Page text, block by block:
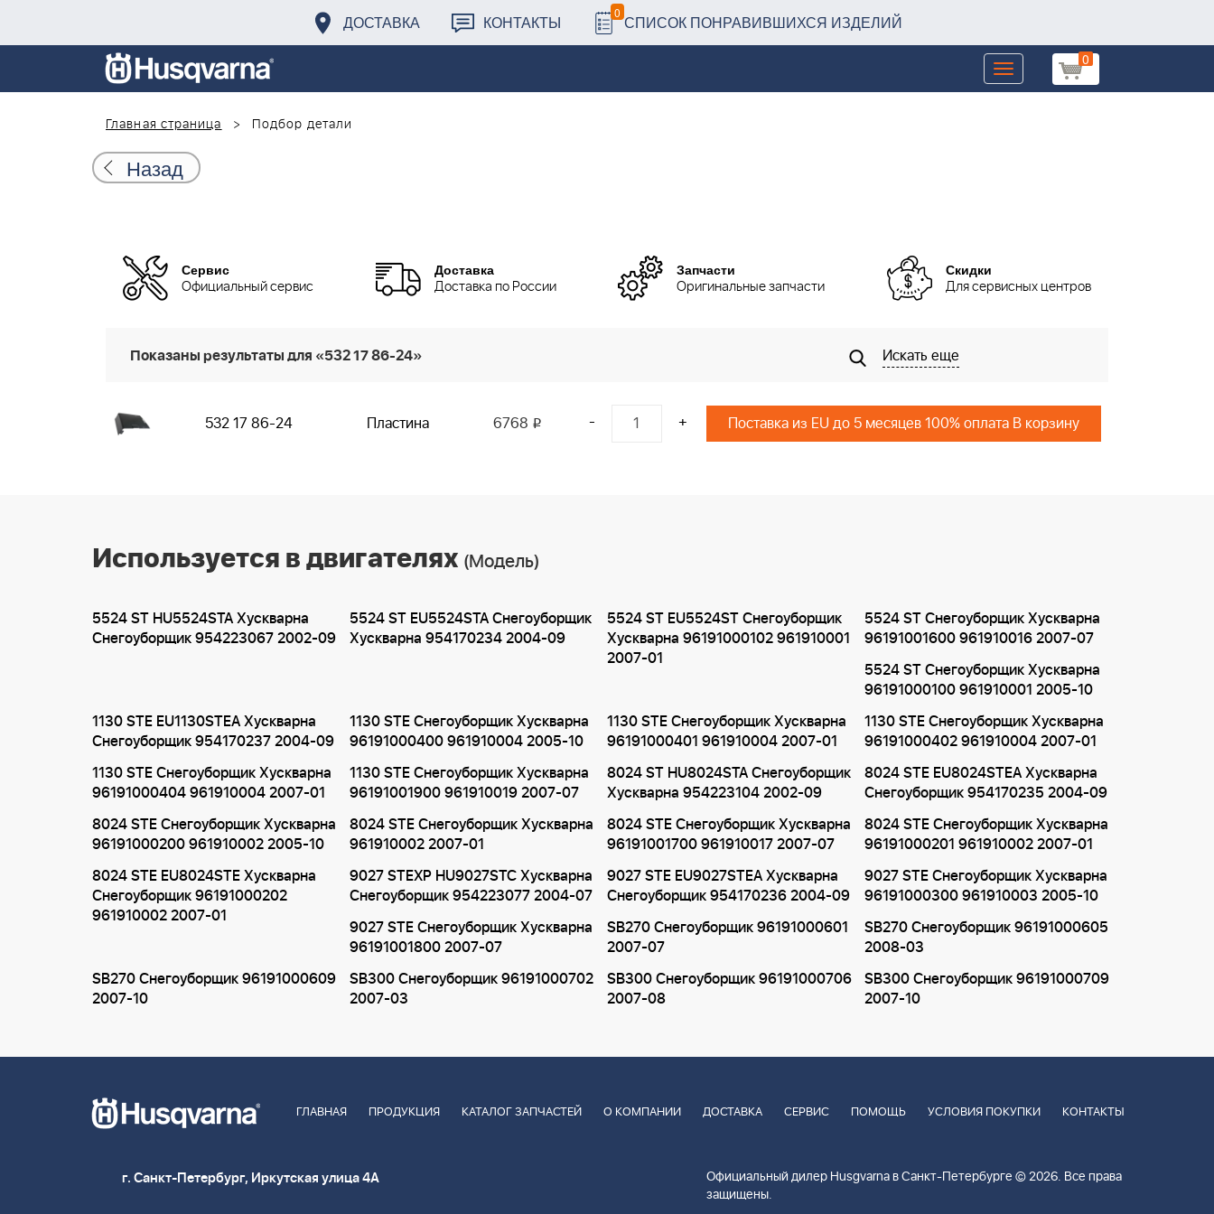
ДОСТАВКА КОНТАКТЫ 0 СПИСОК ПОНРАВИВШИХСЯ ИЗДЕЛИЙ
0
Toggle
navigation
Главная страница
Подбор детали
Назад
Сервис
Официальный сервис
Доставка
Доставка по России
Запчасти
Оригинальные запчасти
Скидки
Для сервисных центров
Показаны результаты для «532 17 86-24» Искать еще
532 17 86-24 Пластина 6768 i - + Поставка из EU до 5 месяцев 100% оплата В корзину
Используется в двигателях (Модель)
5524 ST HU5524STA Хускварна
Снегоуборщик 954223067 2002-09
5524 ST EU5524STA Снегоуборщик
Хускварна 954170234 2004-09
5524 ST EU5524ST Снегоуборщик
Хускварна 96191000102 961910001
2007-01
5524 ST Снегоуборщик Хускварна
96191001600 961910016 2007-07
5524 ST Снегоуборщик Хускварна
96191000100 961910001 2005-10
1130 STE EU1130STEA Хускварна
Снегоуборщик 954170237 2004-09
1130 STE Снегоуборщик Хускварна
96191000400 961910004 2005-10
1130 STE Снегоуборщик Хускварна
96191000401 961910004 2007-01
1130 STE Снегоуборщик Хускварна
96191000402 961910004 2007-01
1130 STE Снегоуборщик Хускварна
96191000404 961910004 2007-01
1130 STE Снегоуборщик Хускварна
96191001900 961910019 2007-07
8024 ST HU8024STA Снегоуборщик
Хускварна 954223104 2002-09
8024 STE EU8024STEA Хускварна
Снегоуборщик 954170235 2004-09
8024 STE Снегоуборщик Хускварна
96191000200 961910002 2005-10
8024 STE Снегоуборщик Хускварна
961910002 2007-01
8024 STE Снегоуборщик Хускварна
96191001700 961910017 2007-07
8024 STE Снегоуборщик Хускварна
96191000201 961910002 2007-01
8024 STE EU8024STE Хускварна
Снегоуборщик 96191000202
961910002 2007-01
9027 STEXP HU9027STC Хускварна
Снегоуборщик 954223077 2004-07
9027 STE EU9027STEA Хускварна
Снегоуборщик 954170236 2004-09
9027 STE Снегоуборщик Хускварна
96191000300 961910003 2005-10
9027 STE Снегоуборщик Хускварна
96191001800 2007-07
SB270 Снегоуборщик 96191000601
2007-07
SB270 Снегоуборщик 96191000605
2008-03
SB270 Снегоуборщик 96191000609
2007-10
SB300 Снегоуборщик 96191000702
2007-03
SB300 Снегоуборщик 96191000706
2007-08
SB300 Снегоуборщик 96191000709
2007-10
ГЛАВНАЯ ПРОДУКЦИЯ КАТАЛОГ ЗАПЧАСТЕЙ О КОМПАНИИ ДОСТАВКА СЕРВИС ПОМОЩЬ УСЛОВИЯ ПОКУПКИ КОНТАКТЫ
г. Санкт-Петербург, Иркутская улица 4А
Официальный дилер Husgvarna в Санкт-Петербурге © 2026. Все права
защищены.